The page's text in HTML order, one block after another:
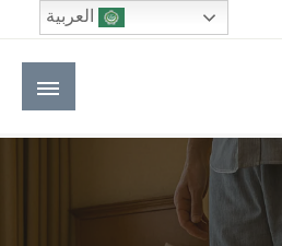
في العالم العربي
العربية